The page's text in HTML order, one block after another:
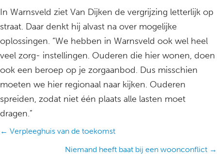
In Warnsveld ziet Van Dijken de vergrijzing letterlijk op
straat. Daar denkt hij alvast na over mogelijke
oplossingen. “We hebben in Warnsveld ook wel heel
veel zorg- instellingen. Ouderen die hier wonen, doen
ook een beroep op je zorgaanbod. Dus misschien
moeten we hier regionaal naar kijken. Ouderen
spreiden, zodat niet één plaats alle lasten moet
dragen.”
Posts
← Verpleeghuis van de toekomst
Niemand heeft baat bij een woonconflict →